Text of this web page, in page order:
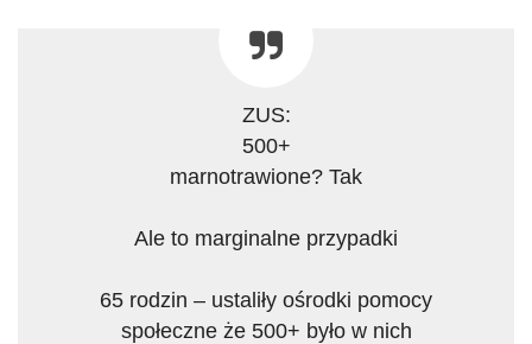
ZUS:
500+
marnotrawione? Tak
Ale to marginalne przypadki
65 rodzin – ustaliły ośrodki pomocy
społeczne że 500+ było w nich